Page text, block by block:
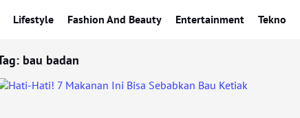
Lifestyle Fashion And Beauty Entertainment Tekno
bau badan